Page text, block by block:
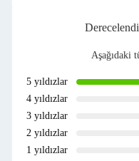
Aşağıdaki
5 yıldızlar
4 yıldızlar
3 yıldızlar
2 yıldızlar
1 yıldızlar